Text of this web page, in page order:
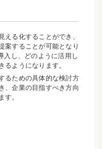
る化することができ、
案することが可能となり
入し、どのように活用し
ようになります。
るための具体的な検討方
、企業の目指すべき方向
。